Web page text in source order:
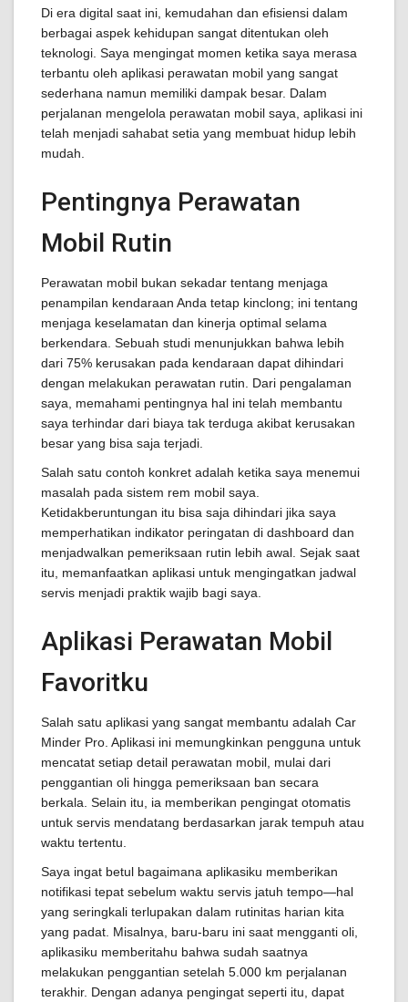
Di era digital saat ini, kemudahan dan efisiensi dalam
berbagai aspek kehidupan sangat ditentukan oleh
teknologi. Saya mengingat momen ketika saya merasa
terbantu oleh aplikasi perawatan mobil yang sangat
sederhana namun memiliki dampak besar. Dalam
perjalanan mengelola perawatan mobil saya, aplikasi ini
telah menjadi sahabat setia yang membuat hidup lebih
mudah.
Pentingnya Perawatan
Mobil Rutin
Perawatan mobil bukan sekadar tentang menjaga
penampilan kendaraan Anda tetap kinclong; ini tentang
menjaga keselamatan dan kinerja optimal selama
berkendara. Sebuah studi menunjukkan bahwa lebih
dari 75% kerusakan pada kendaraan dapat dihindari
dengan melakukan perawatan rutin. Dari pengalaman
saya, memahami pentingnya hal ini telah membantu
saya terhindar dari biaya tak terduga akibat kerusakan
besar yang bisa saja terjadi.
Salah satu contoh konkret adalah ketika saya menemui
masalah pada sistem rem mobil saya.
Ketidakberuntungan itu bisa saja dihindari jika saya
memperhatikan indikator peringatan di dashboard dan
menjadwalkan pemeriksaan rutin lebih awal. Sejak saat
itu, memanfaatkan aplikasi untuk mengingatkan jadwal
servis menjadi praktik wajib bagi saya.
Aplikasi Perawatan Mobil
Favoritku
Salah satu aplikasi yang sangat membantu adalah Car
Minder Pro. Aplikasi ini memungkinkan pengguna untuk
mencatat setiap detail perawatan mobil, mulai dari
penggantian oli hingga pemeriksaan ban secara
berkala. Selain itu, ia memberikan pengingat otomatis
untuk servis mendatang berdasarkan jarak tempuh atau
waktu tertentu.
Saya ingat betul bagaimana aplikasiku memberikan
notifikasi tepat sebelum waktu servis jatuh tempo—hal
yang seringkali terlupakan dalam rutinitas harian kita
yang padat. Misalnya, baru-baru ini saat mengganti oli,
aplikasiku memberitahu bahwa sudah saatnya
melakukan penggantian setelah 5.000 km perjalanan
terakhir. Dengan adanya pengingat seperti itu, dapat